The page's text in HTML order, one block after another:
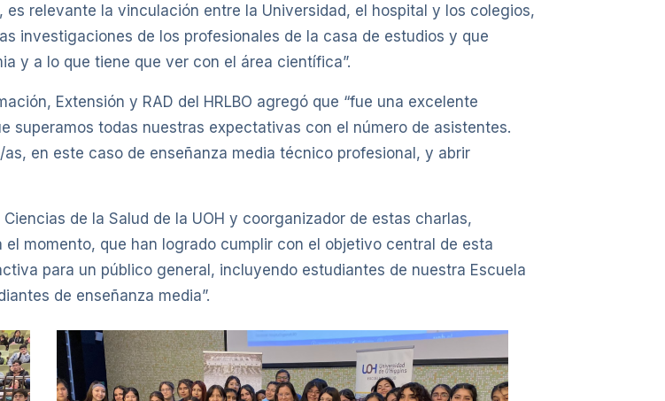
relevante la vinculación entre la Universidad, el hospital y los colegios,
investigaciones de los profesionales de la casa de estudios y que
y a lo que tiene que ver con el área científica”.
Extensión y RAD del HRLBO agregó que “fue una excelente
superamos todas nuestras expectativas con el número de asistentes.
en este caso de enseñanza media técnico profesional, y abrir
de la Salud de la UOH y coorganizador de estas charlas,
momento, que han logrado cumplir con el objetivo central de esta
para un público general, incluyendo estudiantes de nuestra Escuela
de enseñanza media”.